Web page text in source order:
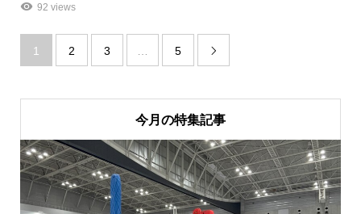
92 views
1 2 3 … 5 
今月の特集記事